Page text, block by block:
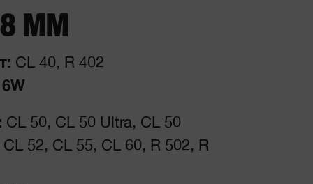
ММ
CL 40, R 402
CL 50, CL 50 Ultra, CL 50
52, CL 55, CL 60, R 502, R